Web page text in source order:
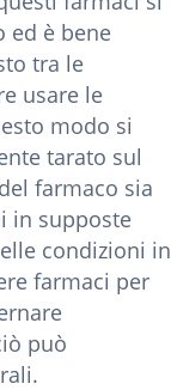
ed è bene
tra le
usare le
modo si
tarato sul
farmaco sia
in supposte
condizioni in
farmaci per
può